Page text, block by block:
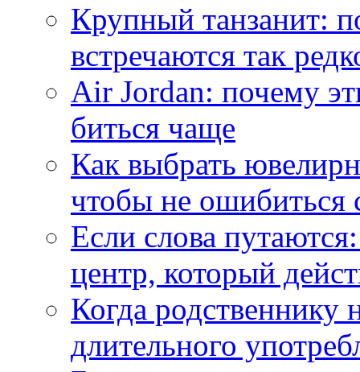
Крупный танзанит:
встречаются так
Air Jordan: почему
биться чаще
Как выбрать
чтобы не ошибиться
Если слова
центр, который
Когда
длительного